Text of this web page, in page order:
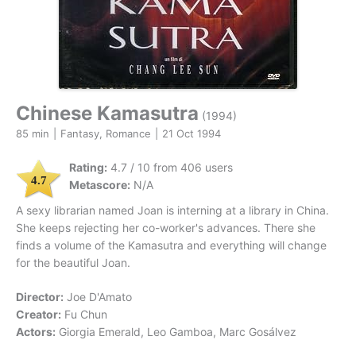
Chinese Kamasutra (1994)
85 min Fantasy, Romance 21 Oct 1994
4.7
Rating: 4.7 / 10 from 406 users
Metascore: N/A
A sexy librarian named Joan is interning at a library in China.
She keeps rejecting her co-worker's advances. There she
finds a volume of the Kamasutra and everything will change
for the beautiful Joan.
Director: Joe D'Amato
Creator: Fu Chun
Actors: Giorgia Emerald, Leo Gamboa, Marc Gosálvez